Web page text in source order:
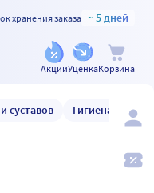
хранения заказа ~ 5 дней
АкцииУценкаКорзина
суставов Гигиена и уход